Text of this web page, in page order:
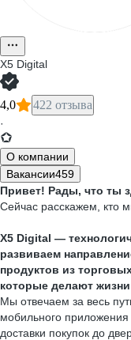
X5 Digital
4,0 422 отзыва
·
О компании
Вакансии459
Привет! Рады, что ты
Сейчас расскажем, кто
X5 Digital —
развиваем
продуктов из
которые делают
Мы отвечаем за весь
мобильного
доставки покупок до